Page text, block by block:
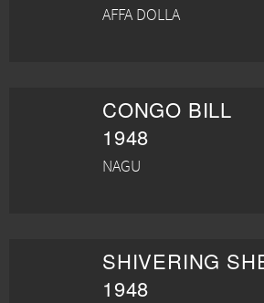
AFFA DOLLA
CONGO BILL
1948
NAGU
SHIVERING
1948